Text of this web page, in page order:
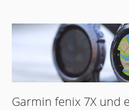
Garmin fenix 7X und